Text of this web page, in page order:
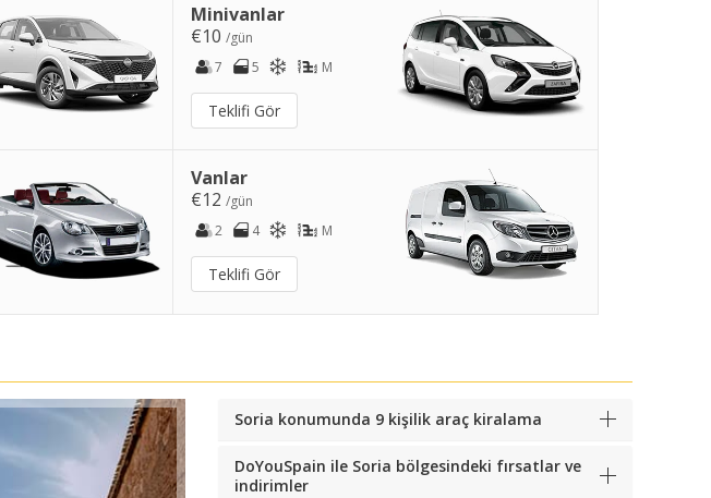
Minivanlar
€10 /gün
7
5 M
Teklifi Gör
Vanlar
€12 /gün
2
4 M
Teklifi Gör
Soria konumunda 9 kişilik araç kiralama
DoYouSpain ile Soria bölgesindeki fırsatlar ve
indirimler